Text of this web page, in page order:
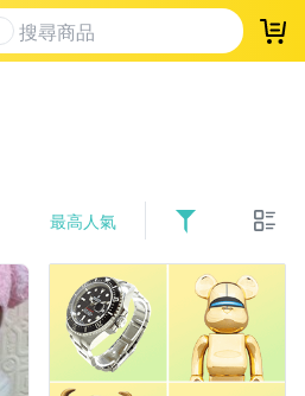
登
最高人氣